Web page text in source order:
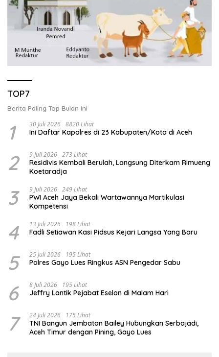
TOP7
Berita Paling Top Bulan Ini
1 30 Juli 2026 8820 Lihat
Ini Daftar Kapolres di 23 Kabupaten/Kota di Aceh
2 9 Juli 2026 273 Lihat
Residivis Kembali Berulah, Langsung Diterkam Rimueng
Koetaradja
3 9 Juli 2026 249 Lihat
PWI Aceh Jaya Bekali Wartawannya Martikulasi
Kompetensi
4 13 Juli 2026 198 Lihat
Fadli Setiawan Kasi Pidsus Kejari Langsa Yang Baru
5 25 Juli 2026 195 Lihat
Polres Gayo Lues Ringkus ASN Pengedar Sabu
6 8 Juli 2026 195 Lihat
Jeffry Lantik Pejabat Eselon di Malam Hari
7 24 Juli 2026 175 Lihat
TNI Bangun Jembatan Bailey Hubungkan Serbajadi,
Aceh Timur dengan Pining, Gayo Lues